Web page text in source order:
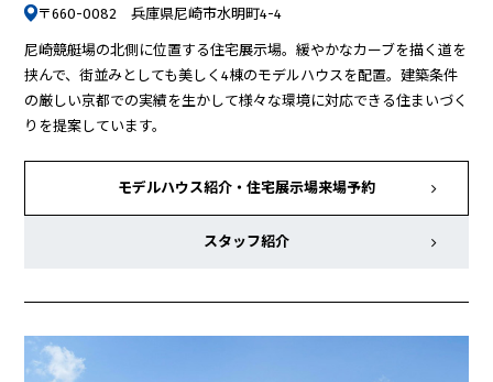
〒660-0082 兵庫県尼崎市水明町4-4
尼崎競艇場の北側に位置する住宅展示場。緩やかなカーブを描く道を
挟んで、街並みとしても美しく4棟のモデルハウスを配置。建築条件
の厳しい京都での実績を生かして様々な環境に対応できる住まいづく
りを提案しています。
モデルハウス紹介・ 住宅展示場来場予約
スタッフ紹介